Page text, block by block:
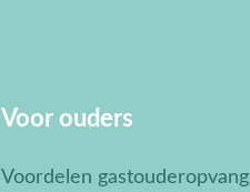
Voor ouders
Voordelen gastouderopvang